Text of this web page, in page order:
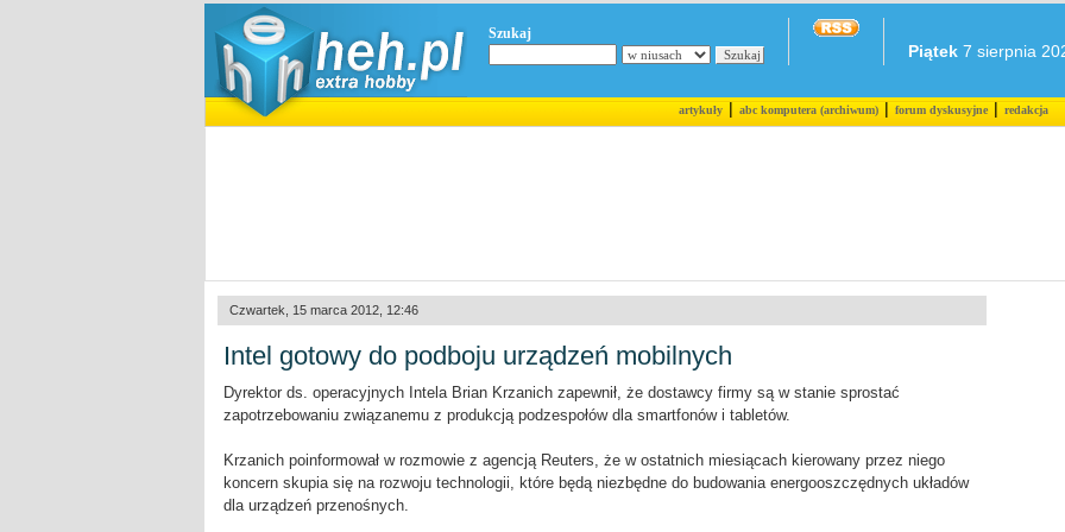
Szukaj
Piątek 7 sierpnia
artykuły|abc komputera (archiwum)|forum dyskusyjne|redakcja
Czwartek, 15 marca 2012, 12:46
Intel gotowy do podboju urządzeń mobilnych
Dyrektor ds. operacyjnych Intela Brian Krzanich zapewnił, że dostawcy firmy są w stanie sprostać
zapotrzebowaniu związanemu z produkcją podzespołów dla smartfonów i tabletów.
Krzanich poinformował w rozmowie z agencją Reuters, że w ostatnich miesiącach kierowany przez niego
koncern skupia się na rozwoju technologii, które będą niezbędne do budowania energooszczędnych układów
dla urządzeń przenośnych.